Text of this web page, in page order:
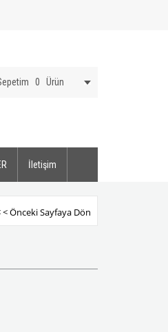
0 Ürün
İletişim
< Önceki Sayfaya Dön